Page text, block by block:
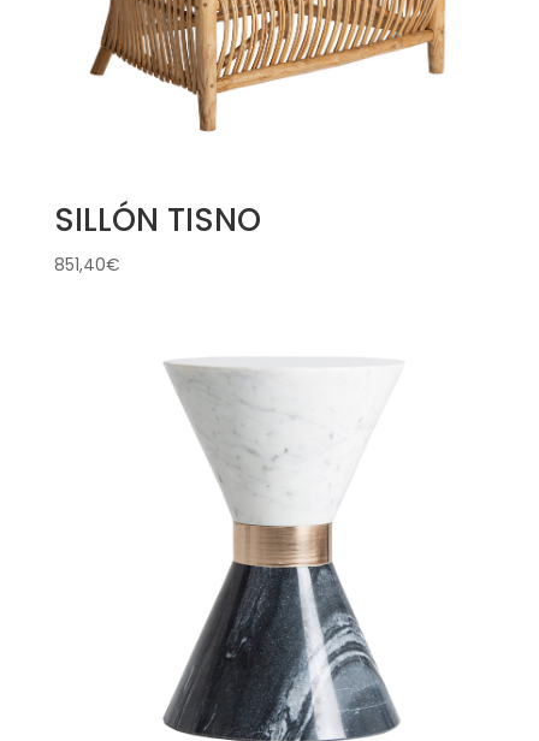
SILLÓN TISNO
851,40€